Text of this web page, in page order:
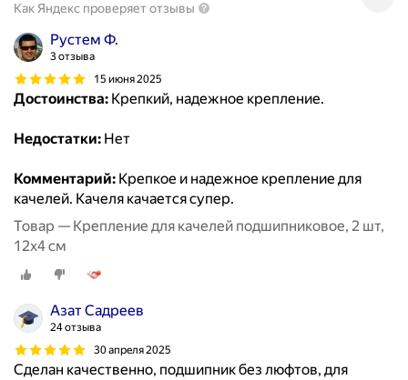
Как Яндекс проверяет отзывы
Рустем Ф.
3 отзыва
15 июня 2025
Достоинства: Крепкий, надежное крепление.
Недостатки: Нет
Комментарий: Крепкое и надежное крепление для
качелей. Качеля качается супер.
Товар — Крепление для качелей подшипниковое, 2 шт,
12х4 см
Азат Садреев
24 отзыва
30 апреля 2025
Сделан качественно, подшипник без люфтов, для